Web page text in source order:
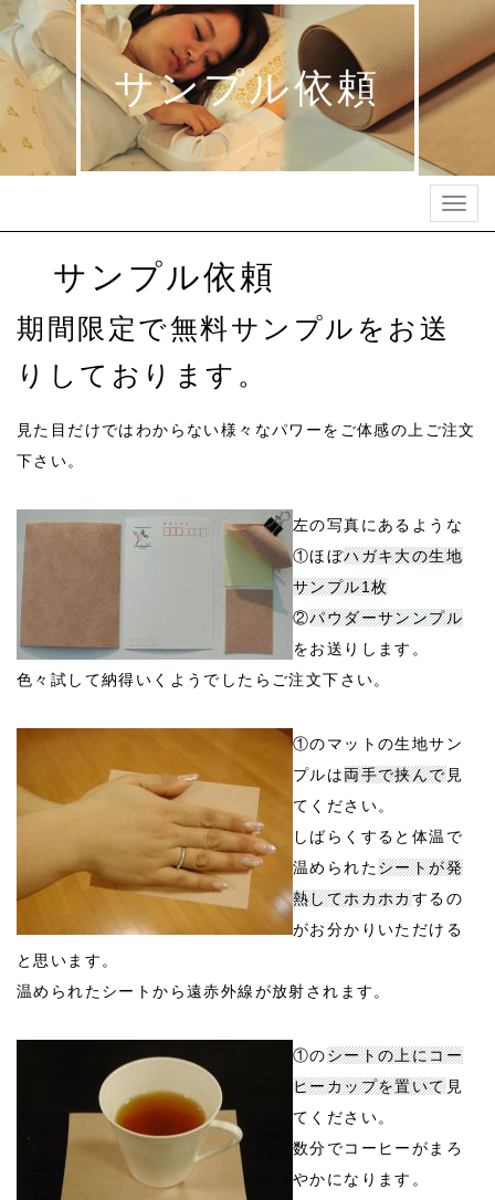
サンプル依頼
サンプル依頼
期間限定で無料サンプルをお送
りしております。
見た目だけではわからない様々なパワーをご体感の上ご注文
下さい。
左の写真にあるような
①ほぼハガキ大の生地
サンプル1枚
②パウダーサンンプル
をお送りします。
色々試して納得いくようでしたらご注文下さい。
①のマットの生地サン
プルは両手で挟んで見
てください。
しばらくすると体温で
温められたシートが発
熱してホカホカするの
がお分かりいただける
と思います。
温められたシートから遠赤外線が放射されます。
①のシートの上にコー
ヒーカップを置いて見
てください。
数分でコーヒーがまろ
やかになります。